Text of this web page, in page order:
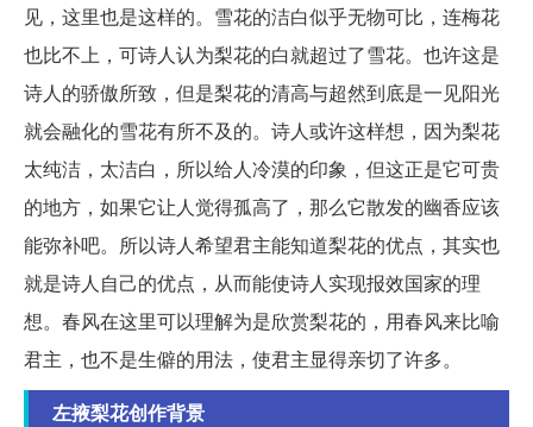
见，这里也是这样的。雪花的洁白似乎无物可比，连梅花
也比不上，可诗人认为梨花的白就超过了雪花。也许这是
诗人的骄傲所致，但是梨花的清高与超然到底是一见阳光
就会融化的雪花有所不及的。诗人或许这样想，因为梨花
太纯洁，太洁白，所以给人冷漠的印象，但这正是它可贵
的地方，如果它让人觉得孤高了，那么它散发的幽香应该
能弥补吧。所以诗人希望君主能知道梨花的优点，其实也
就是诗人自己的优点，从而能使诗人实现报效国家的理
想。春风在这里可以理解为是欣赏梨花的，用春风来比喻
君主，也不是生僻的用法，使君主显得亲切了许多。
左掖梨花创作背景